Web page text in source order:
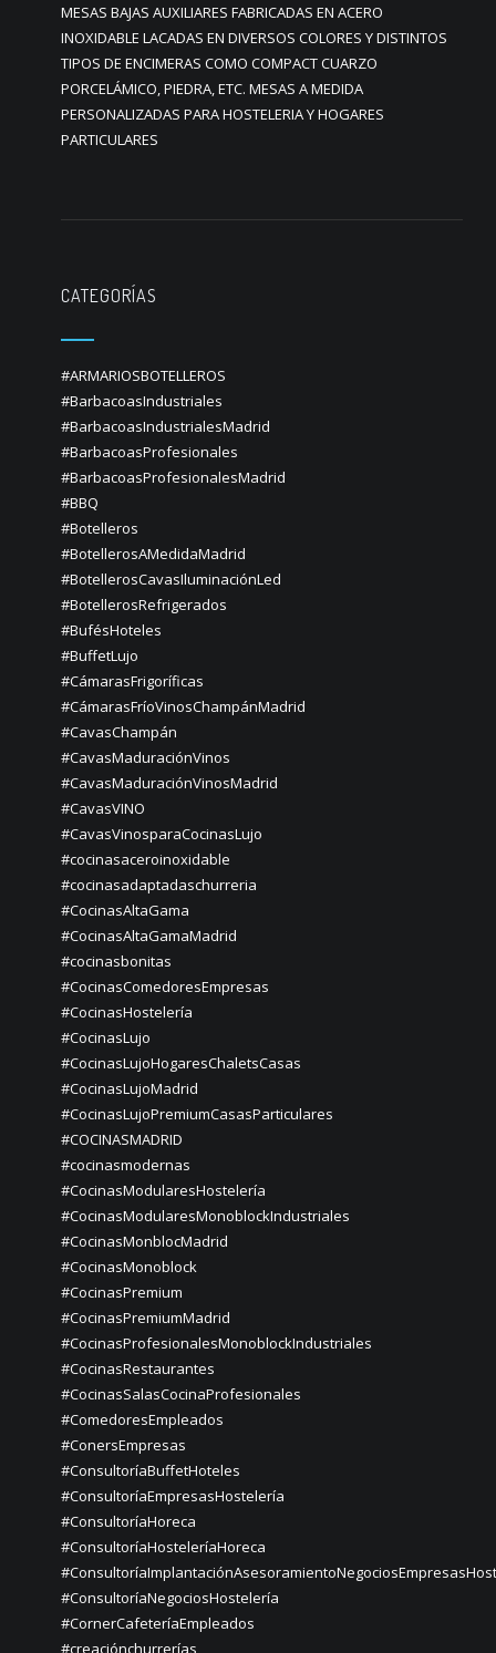
MESAS BAJAS AUXILIARES FABRICADAS EN ACERO
INOXIDABLE LACADAS EN DIVERSOS COLORES Y DISTINTOS
TIPOS DE ENCIMERAS COMO COMPACT CUARZO
PORCELÁMICO, PIEDRA, ETC. MESAS A MEDIDA
PERSONALIZADAS PARA HOSTELERIA Y HOGARES
PARTICULARES
CATEGORÍAS
#ARMARIOSBOTELLEROS
#BarbacoasIndustriales
#BarbacoasIndustrialesMadrid
#BarbacoasProfesionales
#BarbacoasProfesionalesMadrid
#BBQ
#Botelleros
#BotellerosAMedidaMadrid
#BotellerosCavasIluminaciónLed
#BotellerosRefrigerados
#BufésHoteles
#BuffetLujo
#CámarasFrigoríficas
#CámarasFríoVinosChampánMadrid
#CavasChampán
#CavasMaduraciónVinos
#CavasMaduraciónVinosMadrid
#CavasVINO
#CavasVinosparaCocinasLujo
#cocinasaceroinoxidable
#cocinasadaptadaschurreria
#CocinasAltaGama
#CocinasAltaGamaMadrid
#cocinasbonitas
#CocinasComedoresEmpresas
#CocinasHostelería
#CocinasLujo
#CocinasLujoHogaresChaletsCasas
#CocinasLujoMadrid
#CocinasLujoPremiumCasasParticulares
#COCINASMADRID
#cocinasmodernas
#CocinasModularesHostelería
#CocinasModularesMonoblockIndustriales
#CocinasMonblocMadrid
#CocinasMonoblock
#CocinasPremium
#CocinasPremiumMadrid
#CocinasProfesionalesMonoblockIndustriales
#CocinasRestaurantes
#CocinasSalasCocinaProfesionales
#ComedoresEmpleados
#ConersEmpresas
#ConsultoríaBuffetHoteles
#ConsultoríaEmpresasHostelería
#ConsultoríaHoreca
#ConsultoríaHosteleríaHoreca
#ConsultoríaNegociosHostelería
#CornerCafeteríaEmpleados
#creaciónchurrerías